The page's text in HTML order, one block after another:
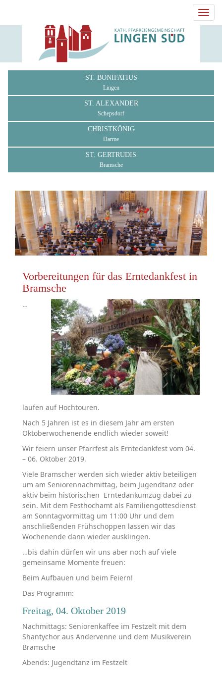
ST. BONIFATIUS
Lingen
ST. ALEXANDER
Schepsdorf
CHRISTKÖNIG
Darme
ST. GERTRUDIS
Bramsche
Vorbereitungen für das Erntedankfest in
Bramsche
…
laufen auf Hochtouren.
Nach 5 Jahren ist es in diesem Jahr am ersten
Oktoberwochenende endlich wieder soweit!
Wir feiern unser Pfarrfest als Erntedankfest vom 04.
– 06. Oktober 2019.
Viele Bramscher werden sich wieder aktiv beteiligen
um am Seniorennachmittag, beim Jugendtanz oder
aktiv beim historischen Erntedankumzug dabei zu
sein. Mit dem Festhochamt als Familiengottesdienst
am Sonntagvormittag um 11:00 Uhr und dem
anschließenden Frühschoppen lassen wir das
Wochenende dann wieder ausklingen.
…bis dahin dürfen wir uns aber noch auf viele
gemeinsame Momente freuen:
Beim Aufbauen und beim Feiern!
Das Programm:
Freitag, 04. Oktober 2019
Nachmittags: Seniorenkaffee im Festzelt mit dem
Shantychor aus Andervenne und dem Musikverein
Bramsche
Abends: Jugendtanz im Festzelt